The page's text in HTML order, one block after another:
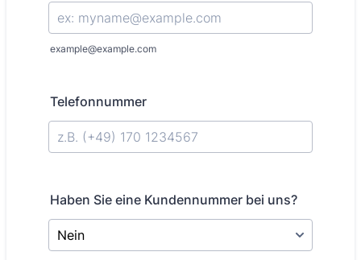
example@example.com
Telefonnummer
Haben Sie eine Kundennummer bei uns?